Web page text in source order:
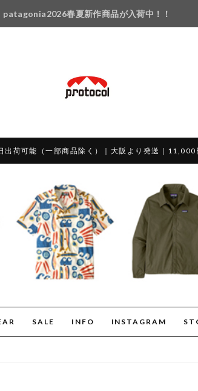
patagonia2026春夏新作商品が入荷中！！
出荷可能（一部商品除く）｜大阪より発送｜11,000
SALE INFO INSTAGRAM